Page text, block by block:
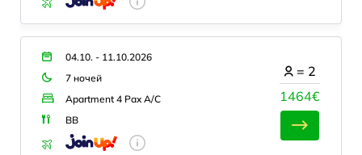
04.10. - 11.10.2026
7 ночей
Apartment 4 Pax A/C
BB
1464€
= 2